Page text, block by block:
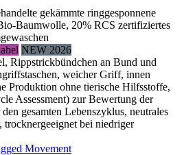
gekämmte ringgesponnene
Baumwolle, 20% RCS zertifiziertes
NEW 2026
Rippstrickbündchen an Bund und
weicher Griff, innen
Produktion ohne tierische Hilfsstoffe,
Assessment) zur Bewertung der
gesamten Lebenszyklus, neutrales
trocknergeeignet bei niedriger
Movement